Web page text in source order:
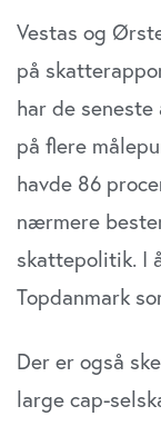
Vestas og
på
har de
på flere
havde 86
nærmere
skattepolitik. I
Topdanmark
Der er også
large cap-